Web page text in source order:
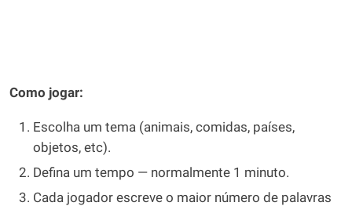
Como jogar:
Escolha um tema (animais, comidas, países,
objetos, etc).
Defina um tempo — normalmente 1 minuto.
Cada jogador escreve o maior número de palavras